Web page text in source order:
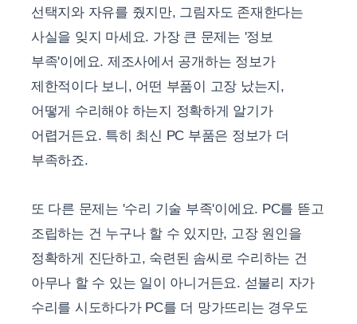
선택지와 자유를 줬지만, 그림자도 존재한다는
사실을 잊지 마세요. 가장 큰 문제는 '정보
부족'이에요. 제조사에서 공개하는 정보가
제한적이다 보니, 어떤 부품이 고장 났는지,
어떻게 수리해야 하는지 정확하게 알기가
어렵거든요. 특히 최신 PC 부품은 정보가 더
부족하죠.
또 다른 문제는 '수리 기술 부족'이에요. PC를 뜯고
조립하는 건 누구나 할 수 있지만, 고장 원인을
정확하게 진단하고, 숙련된 솜씨로 수리하는 건
아무나 할 수 있는 일이 아니거든요. 섣불리 자가
수리를 시도하다가 PC를 더 망가뜨리는 경우도